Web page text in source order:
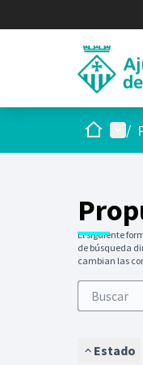
Inicio /
El siguiente
de búsqueda
cambian las
Estado